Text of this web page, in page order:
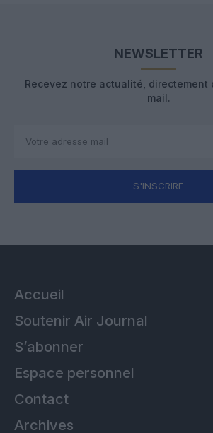
NEWSLETTER
Recevez notre actualité, directement
mail.
S'INSCRIRE
Accueil
Soutenir Air Journal
S’abonner
Espace personnel
Contact
Archives